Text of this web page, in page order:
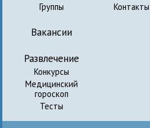
Группы
Вакансии
Развлечение
Конкурсы
Медицинский
гороскоп
Тесты
Контакты